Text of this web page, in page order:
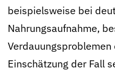
beispielsweise bei
Nahrungsaufnahme,
Einschätzung der Fall